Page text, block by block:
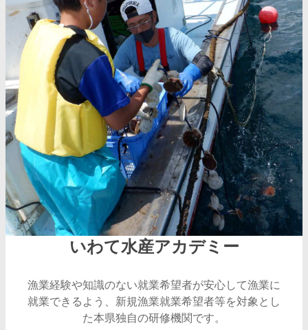
いわて水産アカデミー
漁業経験や知識のない就業希望者が安心して漁業に
就業できるよう、新規漁業就業希望者等を対象とし
た本県独自の研修機関です。